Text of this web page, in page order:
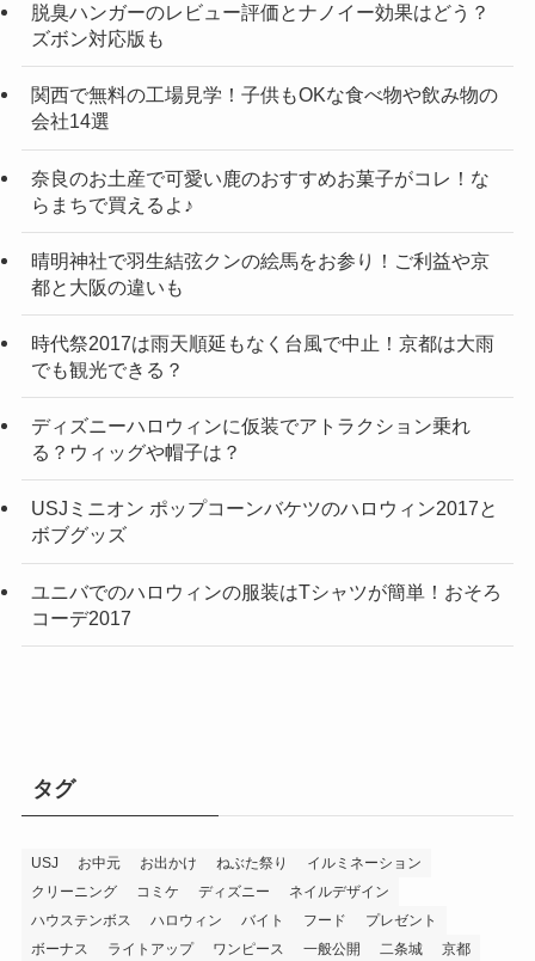
脱臭ハンガーのレビュー評価とナノイー効果はどう？
ズボン対応版も
関西で無料の工場見学！子供もOKな食べ物や飲み物の
会社14選
奈良のお土産で可愛い鹿のおすすめお菓子がコレ！な
らまちで買えるよ♪
晴明神社で羽生結弦クンの絵馬をお参り！ご利益や京
都と大阪の違いも
時代祭2017は雨天順延もなく台風で中止！京都は大雨
でも観光できる？
ディズニーハロウィンに仮装でアトラクション乗れ
る？ウィッグや帽子は？
USJミニオン ポップコーンバケツのハロウィン2017と
ボブグッズ
ユニバでのハロウィンの服装はTシャツが簡単！おそろ
コーデ2017
タグ
USJ お中元 お出かけ ねぶた祭り
イルミネーション
クリーニング
コミケ ディズニー
ネイルデザイン
ハウステンボス
ハロウィン バイト フード
プレゼント
ボーナス
ライトアップ ワンピース 一般公開 二条城 京都